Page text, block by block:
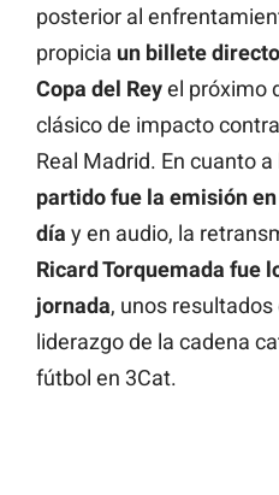
posterior al
propicia un billete
Copa del Reyel próximo
clásico de impacto
Real Madrid. En cuanto
partido fue la emisión
día y en audio, la
Ricard Torquemada fue
jornada, unos
liderazgo de la cadena
fútbol en 3Cat.